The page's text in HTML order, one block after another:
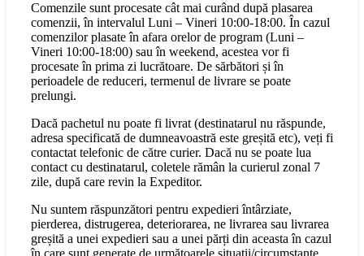
Comenzile sunt procesate cât mai curând după plasarea
comenzii, în intervalul Luni – Vineri 10:00-18:00. În cazul
comenzilor plasate în afara orelor de program (Luni –
Vineri 10:00-18:00) sau în weekend, acestea vor fi
procesate în prima zi lucrătoare. De sărbători și în
perioadele de reduceri, termenul de livrare se poate
prelungi.
Dacă pachetul nu poate fi livrat (destinatarul nu răspunde,
adresa specificată de dumneavoastră este greșită etc), veți fi
contactat telefonic de către curier. Dacă nu se poate lua
contact cu destinatarul, coletele rămân la curierul zonal 7
zile, după care revin la Expeditor.
Nu suntem răspunzători pentru expedieri întârziate,
pierderea, distrugerea, deteriorarea, ne livrarea sau livrarea
greșită a unei expedieri sau a unei părți din aceasta în cazul